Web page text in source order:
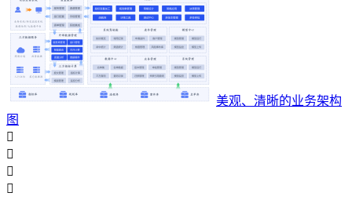
美观、清晰的业务架构
图



